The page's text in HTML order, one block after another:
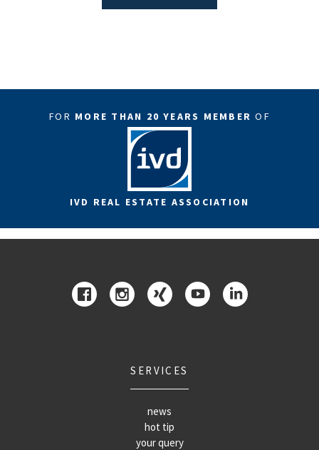
FOR MORE THAN 20 YEARS MEMBEROF
IVD REAL ESTATE ASSOCIATION
SERVICES
news
hot tip
your query